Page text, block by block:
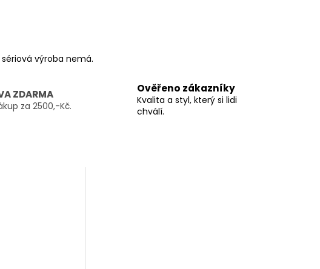
výroba nemá.
ZDARMA
za 2500,-Kč.
Ověřeno zákazníky
Kvalita a styl, který si lidi
chválí.